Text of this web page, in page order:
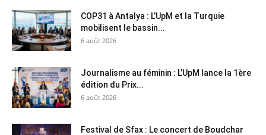
COP31 à Antalya : L’UpM et la Turquie
mobilisent le bassin...
6 août 2026
Journalisme au féminin : L’UpM lance la 1ère
édition du Prix...
6 août 2026
Festival de Sfax : Le concert de Boudchar